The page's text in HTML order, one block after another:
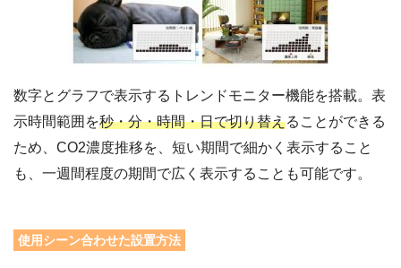
数字とグラフで表示するトレンドモニター機能を搭載。表
示時間範囲を秒・分・時間・日で切り替えることができる
ため、CO2濃度推移を、短い期間で細かく表示すること
も、一週間程度の期間で広く表示することも可能です。
使用シーン合わせた設置方法